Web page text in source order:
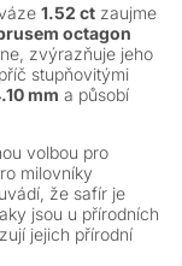
1.52 ct zaujme
octagon
zvýrazňuje jeho
stupňovitými
mm a působí
volbou pro
milovníky
že safír je
jsou u přírodních
jejich přírodní